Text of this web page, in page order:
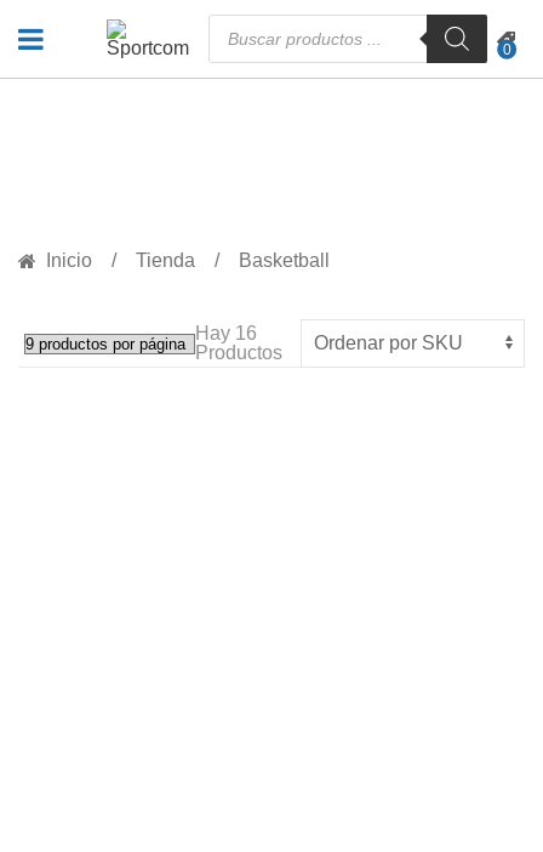
Búsqueda
de
productos
0
Inicio Tienda Basketball
Hay 16
Productos